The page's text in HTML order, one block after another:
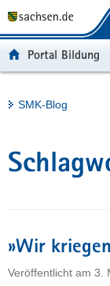
t
e
r
i
e
u
h
a
e
v
e
Portalübergreifende
Portal Bildung
Hauptinhalt
SMK-Blog
»Wir
Veröffentlicht am 3.